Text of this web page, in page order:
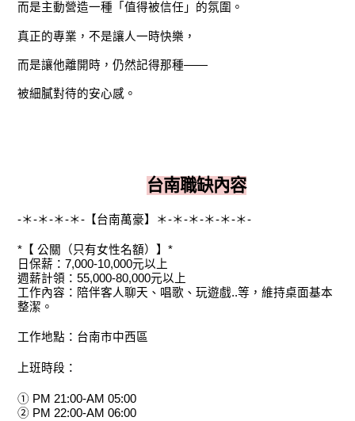
而是主動營造一種「值得被信任」的氛圍。
真正的專業，不是讓人一時快樂，
而是讓他離開時，仍然記得那種——
被細膩對待的安心感。
台南職缺內容
-＊-＊-＊-＊-【台南萬豪】＊-＊-＊-＊-＊-＊-
*【 公關（只有女性名額）】*
日保薪：7,000-10,000元以上
週薪計領：55,000-80,000元以上
工作內容：陪伴客人聊天、唱歌、玩遊戲..等，維持桌面基本
整潔。
工作地點：台南市中西區
上班時段：
① PM 21:00-AM 05:00
② PM 22:00-AM 06:00